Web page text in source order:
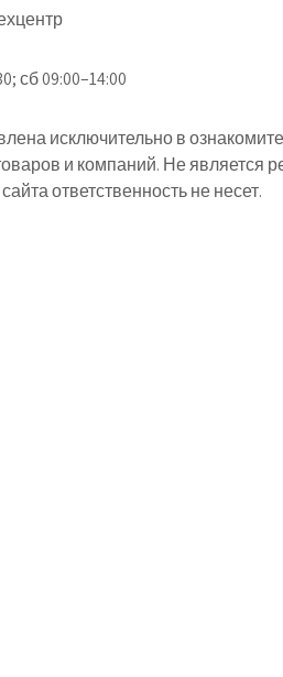
сб 09:00–14:00
исключительно в
и компаний. Не
ответственность не несет.